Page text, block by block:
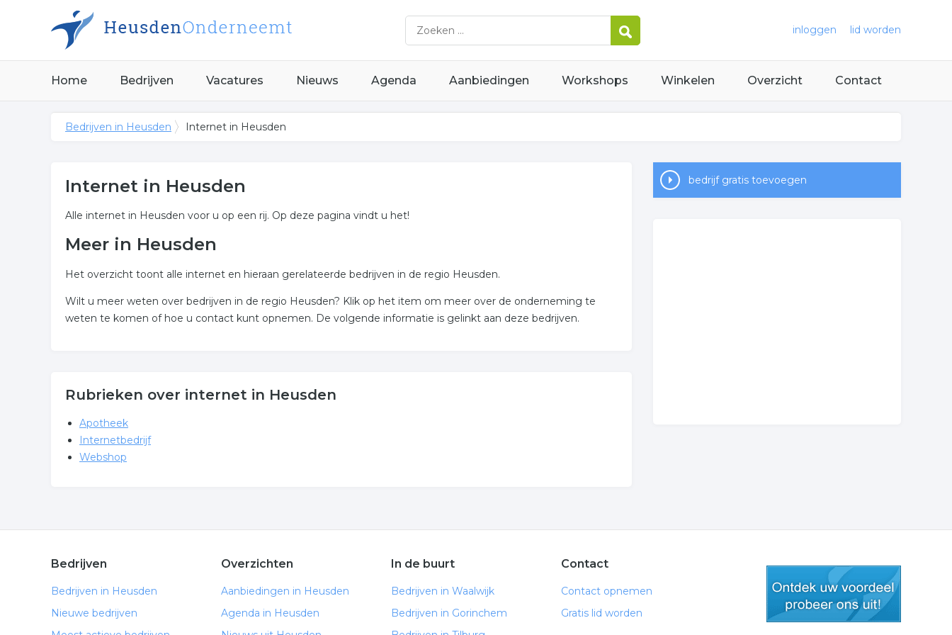
inloggen lid worden
Home Bedrijven Vacatures Nieuws Agenda Aanbiedingen Workshops Winkelen Overzicht Contact
Bedrijven in Heusden Internet in Heusden
Internet in Heusden
Alle internet in Heusden voor u op een rij. Op deze pagina vindt u het!
Meer in Heusden
Het overzicht toont alle internet en hieraan gerelateerde bedrijven in de regio Heusden.
Wilt u meer weten over bedrijven in de regio Heusden? Klik op het item om meer over de onderneming te
weten te komen of hoe u contact kunt opnemen. De volgende informatie is gelinkt aan deze bedrijven.
Rubrieken over internet in Heusden
Apotheek
Internetbedrijf
Webshop
bedrijf gratis toevoegen
Bedrijven
Bedrijven in Heusden
Nieuwe bedrijven
Overzichten
Aanbiedingen in Heusden
Agenda in Heusden
In de buurt
Bedrijven in Waalwijk
Bedrijven in Gorinchem
Contact
Contact opnemen
Gratis lid worden